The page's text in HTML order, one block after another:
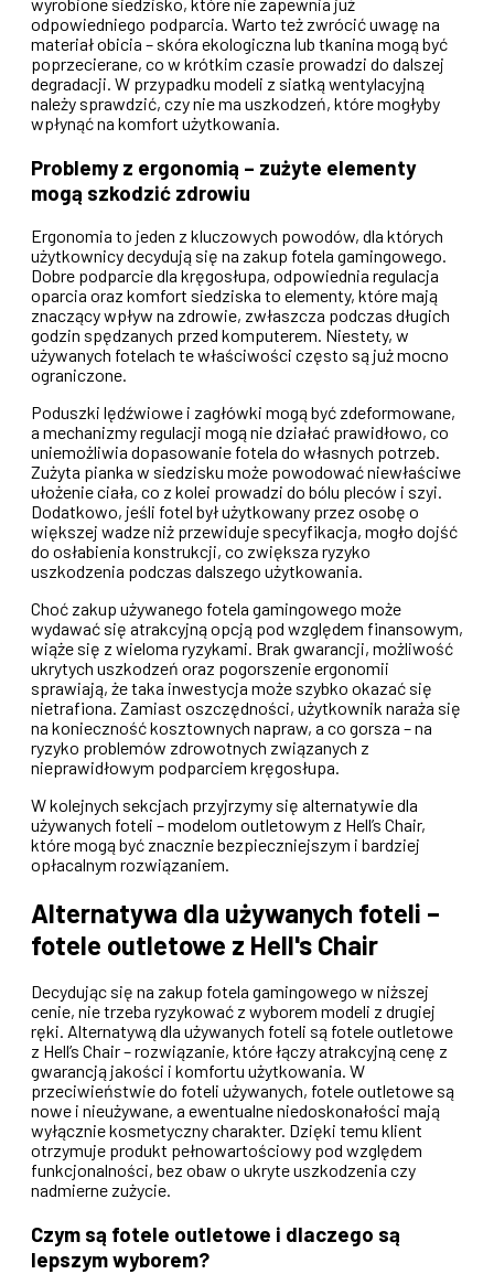
odpowiedniego podparcia. Warto też zwrócić uwagę na
materiał obicia – skóra ekologiczna lub tkanina mogą być
poprzecierane, co w krótkim czasie prowadzi do dalszej
degradacji. W przypadku modeli z siatką wentylacyjną
należy sprawdzić, czy nie ma uszkodzeń, które mogłyby
wpłynąć na komfort użytkowania.
Problemy z ergonomią – zużyte elementy
mogą szkodzić zdrowiu
Ergonomia to jeden z kluczowych powodów, dla których
użytkownicy decydują się na zakup fotela gamingowego.
Dobre podparcie dla kręgosłupa, odpowiednia regulacja
oparcia oraz komfort siedziska to elementy, które mają
znaczący wpływ na zdrowie, zwłaszcza podczas długich
godzin spędzanych przed komputerem. Niestety, w
używanych fotelach te właściwości często są już mocno
ograniczone.
Poduszki lędźwiowe i zagłówki mogą być zdeformowane,
a mechanizmy regulacji mogą nie działać prawidłowo, co
uniemożliwia dopasowanie fotela do własnych potrzeb.
Zużyta pianka w siedzisku może powodować niewłaściwe
ułożenie ciała, co z kolei prowadzi do bólu pleców i szyi.
Dodatkowo, jeśli fotel był użytkowany przez osobę o
większej wadze niż przewiduje specyfikacja, mogło dojść
do osłabienia konstrukcji, co zwiększa ryzyko
uszkodzenia podczas dalszego użytkowania.
Choć zakup używanego fotela gamingowego może
wydawać się atrakcyjną opcją pod względem finansowym,
wiąże się z wieloma ryzykami. Brak gwarancji, możliwość
ukrytych uszkodzeń oraz pogorszenie ergonomii
sprawiają, że taka inwestycja może szybko okazać się
nietrafiona. Zamiast oszczędności, użytkownik naraża się
na konieczność kosztownych napraw, a co gorsza – na
ryzyko problemów zdrowotnych związanych z
nieprawidłowym podparciem kręgosłupa.
W kolejnych sekcjach przyjrzymy się alternatywie dla
używanych foteli – modelom outletowym z Hell’s Chair,
które mogą być znacznie bezpieczniejszym i bardziej
opłacalnym rozwiązaniem.
Alternatywa dla używanych foteli –
fotele outletowe z Hell's Chair
Decydując się na zakup fotela gamingowego w niższej
cenie, nie trzeba ryzykować z wyborem modeli z drugiej
ręki. Alternatywą dla używanych foteli są fotele outletowe
z Hell’s Chair – rozwiązanie, które łączy atrakcyjną cenę z
gwarancją jakości i komfortu użytkowania. W
przeciwieństwie do foteli używanych, fotele outletowe są
nowe i nieużywane, a ewentualne niedoskonałości mają
wyłącznie kosmetyczny charakter. Dzięki temu klient
otrzymuje produkt pełnowartościowy pod względem
funkcjonalności, bez obaw o ukryte uszkodzenia czy
nadmierne zużycie.
Czym są fotele outletowe i dlaczego są
lepszym wyborem?